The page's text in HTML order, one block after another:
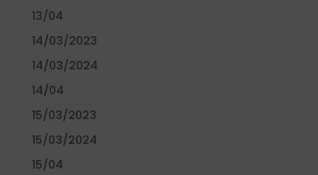
13/04
14/03/2023
14/03/2024
14/04
15/03/2023
15/03/2024
15/04